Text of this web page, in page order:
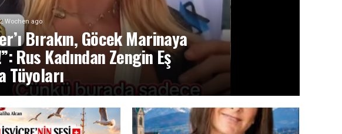
Wochen ago
Bırakın, Göcek Marinaya
Rus Kadından Zengin Eş
Tüyoları